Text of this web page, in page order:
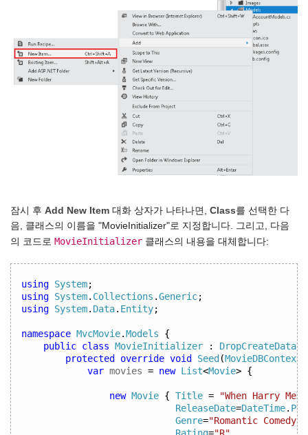
잠시 후 Add New Item 대화 상자가 나타나면, Class를 선택한 다
음, 클래스의 이름을 "MovieInitializer"로 지정합니다. 그리고, 다음
의 코드로 MovieInitializer 클래스의 내용을 대체합니다:
using System;
using System. Collections .Generic;
using System. Data. Entity;
namespace MvcMovie.Models
{
public class MovieInitializer :
protected
override void Seed (MovieDBContext
var movies = new List<Movie> {
new Movie { Title =
"When Harry
ReleaseDate=DateTime.
Genre="Romantic Comedy"